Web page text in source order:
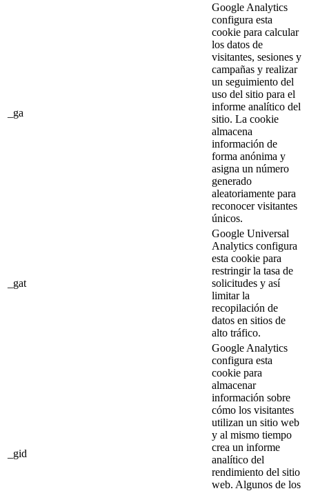
_ga
Google Analytics
configura esta
cookie para calcular
los datos de
visitantes, sesiones y
campañas y realizar
un seguimiento del
uso del sitio para el
informe analítico del
sitio. La cookie
almacena
información de
forma anónima y
asigna un número
generado
aleatoriamente para
reconocer visitantes
únicos.
_gat
Google Universal
Analytics configura
esta cookie para
restringir la tasa de
solicitudes y así
limitar la
recopilación de
datos en sitios de
alto tráfico.
_gid
Google Analytics
configura esta
cookie para
almacenar
información sobre
cómo los visitantes
utilizan un sitio web
y al mismo tiempo
crea un informe
analítico del
rendimiento del sitio
web. Algunos de los